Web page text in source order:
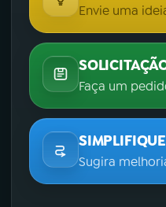
Envie uma
Faça um
SIMPLIFIQUE
Sugira